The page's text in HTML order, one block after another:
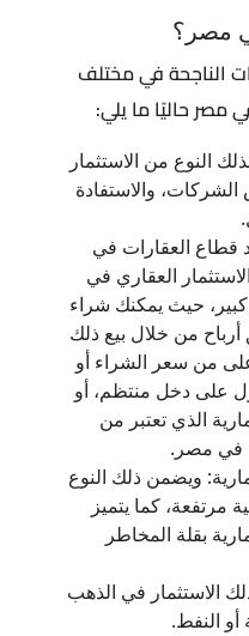
مصر؟
الناجحة في مختلف
مصر حاليًا ما يلي:
النوع من الاستثمار
والاستفادة
قطاع العقارات في
العقاري في
حيث يمكنك شراء
أرباح من خلال بيع ذلك
من سعر الشراء أو
على دخل منتظم، أو
الذي تعتبر من
في مصر.
ويضمن ذلك النوع
مرتفعة، كما يتميز
بقلة المخاطر
الاستثمار في الذهب
أو النفط.